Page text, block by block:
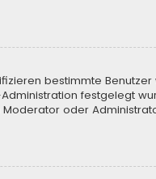
bestimmte
festgelegt
oder